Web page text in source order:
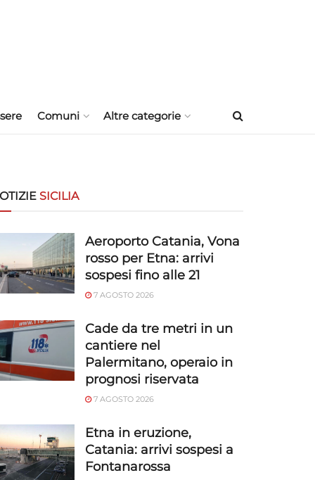
Comuni Altre categorie
SICILIA
Aeroporto Catania, Vona
rosso per Etna: arrivi
sospesi fino alle 21
7 AGOSTO 2026
Cade da tre metri in un
cantiere nel
Palermitano, operaio in
prognosi riservata
7 AGOSTO 2026
Etna in eruzione,
Catania: arrivi sospesi a
Fontanarossa